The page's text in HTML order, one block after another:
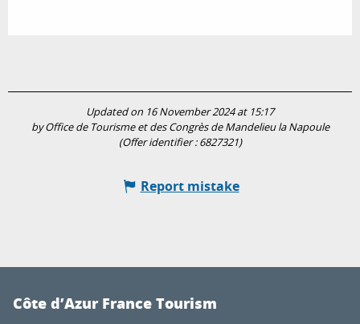
Updated on 16 November 2024 at 15:17
by Office de Tourisme et des Congrès de Mandelieu la Napoule
(Offer identifier :6827321)
Report mistake
Côte d’Azur France Tourism